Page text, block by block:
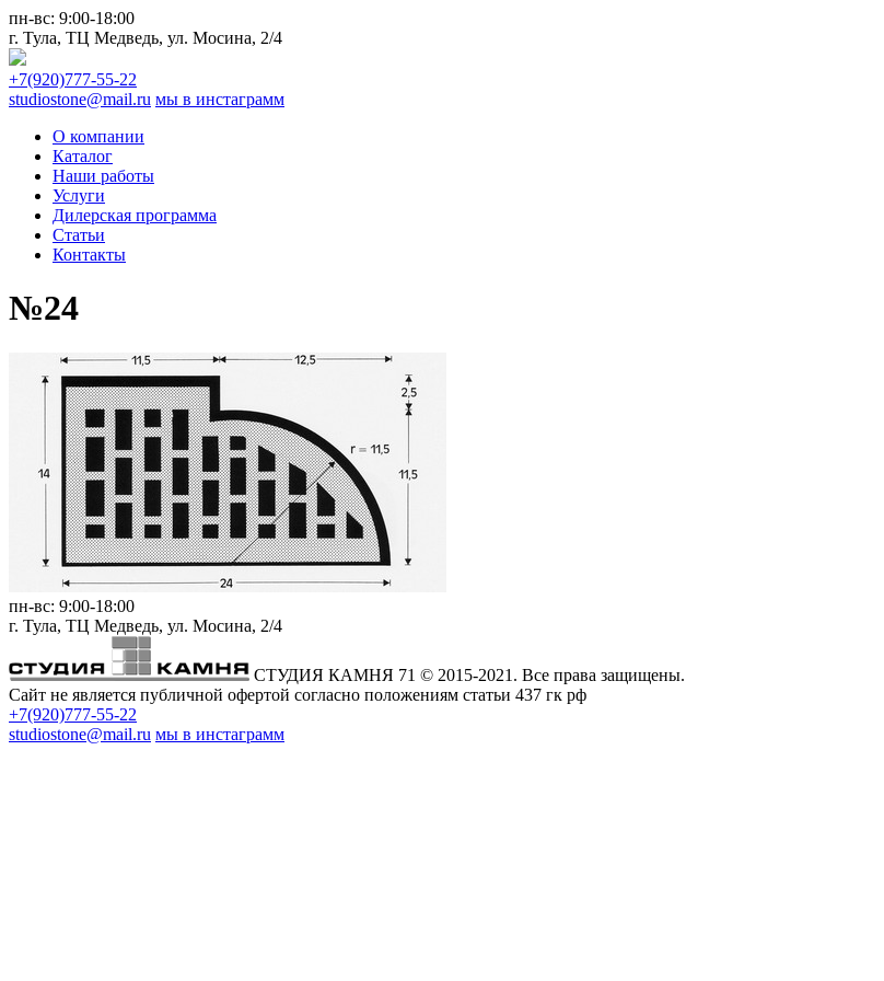
пн-вс: 9:00-18:00
г. Тула, ТЦ Медведь, ул. Мосина, 2/4
+7(920)777-55-22
studiostone@mail.ru мы в инстаграмм
О компании
Каталог
Наши работы
Услуги
Дилерская программа
Статьи
Контакты
№24
пн-вс: 9:00-18:00
г. Тула, ТЦ Медведь, ул. Мосина, 2/4
СТУДИЯ КАМНЯ 71 © 2015-2021. Все права защищены.
Сайт не является публичной офертой согласно положениям статьи 437 гк рф
+7(920)777-55-22
studiostone@mail.ru мы в инстаграмм